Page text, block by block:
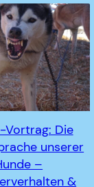
Vortrag: Die
unserer
–
&